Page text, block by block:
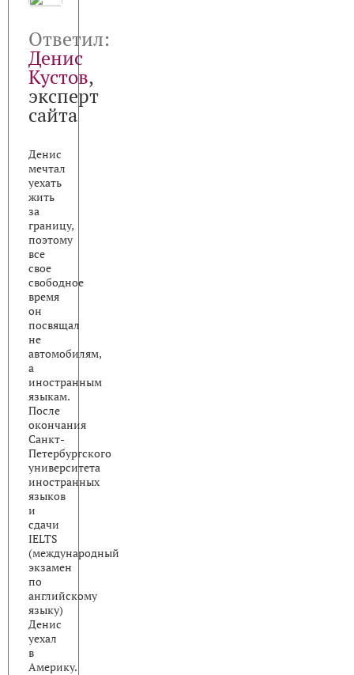
Ответил:
Денис
Кустов,
эксперт
сайта
Денис
мечтал
уехать
жить
за
границу,
поэтому
все
свое
свободное
время
он
посвящал
не
автомобилям,
а
иностранным
языкам.
После
окончания
Санкт-
Петербургского
университета
иностранных
языков
и
сдачи
IELTS
(международный
экзамен
по
английскому
языку)
Денис
уехал
в
Америку.